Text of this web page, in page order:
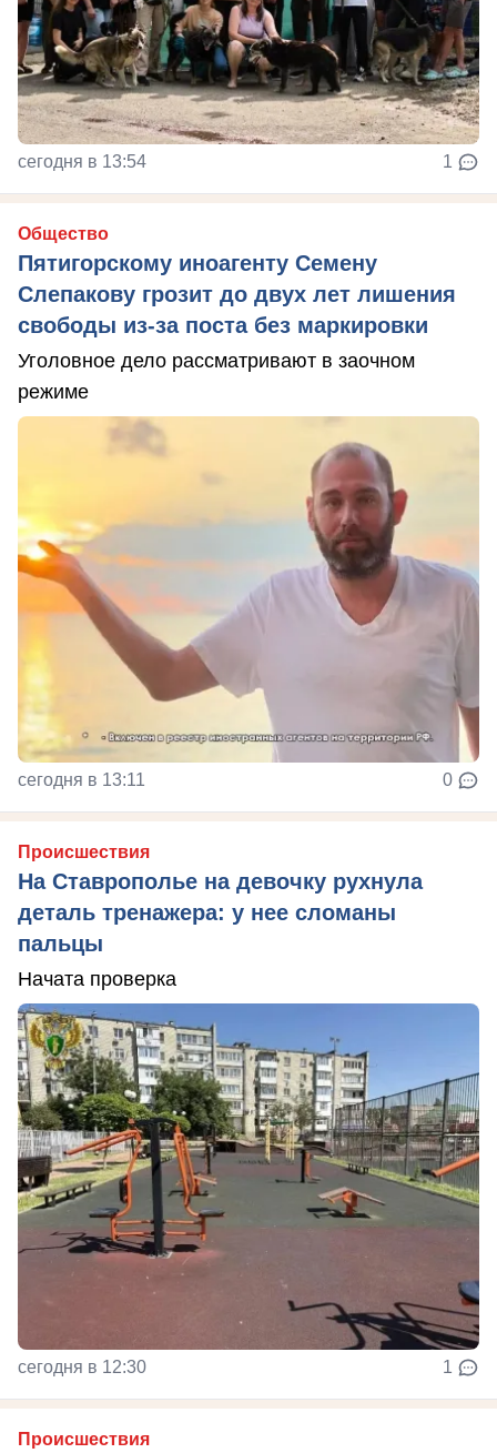
сегодня в 13:54 1
Общество
Пятигорскому иноагенту Семену
Слепакову грозит до двух лет лишения
свободы из-за поста без маркировки
Уголовное дело рассматривают в заочном
режиме
сегодня в 13:11 0
Происшествия
На Ставрополье на девочку рухнула
деталь тренажера: у нее сломаны
пальцы
Начата проверка
сегодня в 12:30 1
Происшествия